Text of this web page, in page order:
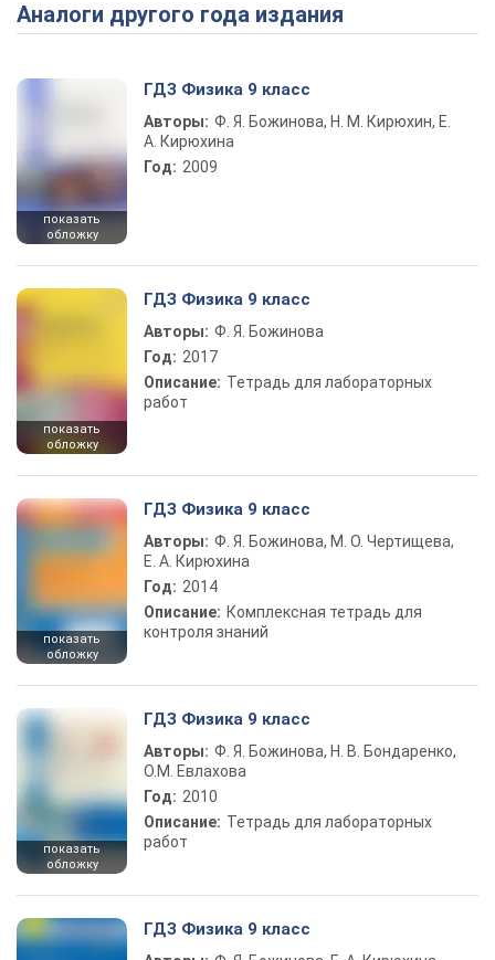
Play Video
Аналоги другого года издания
показать
обложку
ГДЗ Физика 9 класс
Авторы: Ф. Я. Божинова, Н. М. Кирюхин, Е.
А. Кирюхина
Год: 2009
показать
обложку
ГДЗ Физика 9 класс
Авторы: Ф. Я. Божинова
Год: 2017
Описание: Тетрадь для лабораторных
работ
показать
обложку
ГДЗ Физика 9 класс
Авторы: Ф. Я. Божинова, М. О. Чертищева,
Е. А. Кирюхина
Год: 2014
Описание: Комплексная тетрадь для
контроля знаний
показать
обложку
ГДЗ Физика 9 класс
Авторы: Ф. Я. Божинова, Н. В. Бондаренко,
О.М. Евлахова
Год: 2010
Описание: Тетрадь для лабораторных
работ
ГДЗ Физика 9 класс